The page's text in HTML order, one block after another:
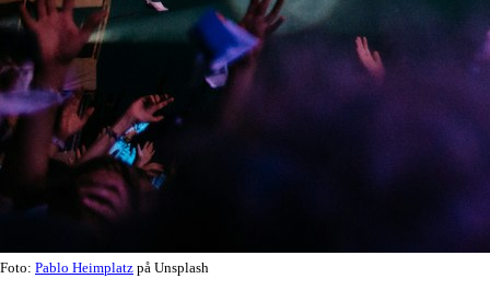
Foto: Pablo Heimplatz på Unsplash